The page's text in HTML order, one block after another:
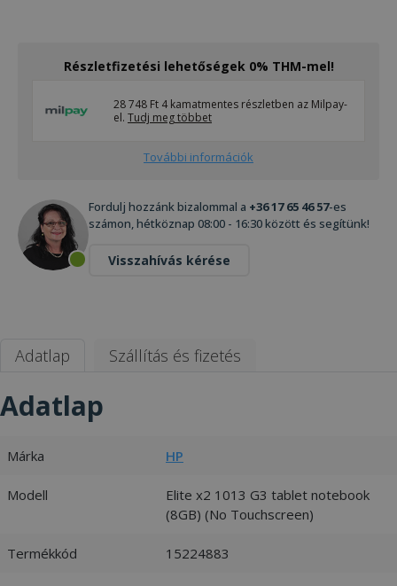
Részletfizetési lehetőségek 0% THM-mel!
28 748 Ft 4 kamatmentes részletben az Milpay-
el. Tudj meg többet
További információk
Fordulj hozzánk bizalommal a +36 17 65 46 57-es
számon, hétköznap 08:00 - 16:30 között és segítünk!
Visszahívás kérése
Adatlap Szállítás és fizetés
Adatlap
Márka HP
Modell
Elite x2 1013 G3 tablet notebook
(8GB) (No Touchscreen)
Termékkód 15224883